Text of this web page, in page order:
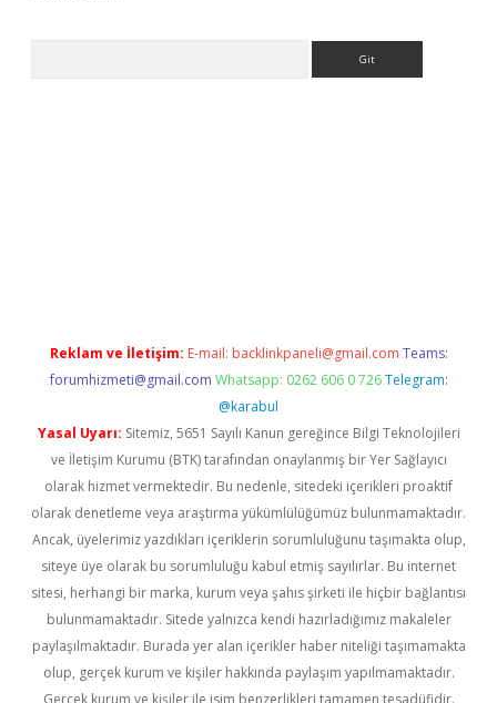
Reklam ve İletişim: E-mail: backlinkpaneli@gmail.com Teams:
forumhizmeti@gmail.com Whatsapp: 0262 606 0 726 Telegram:
@karabul
Yasal Uyarı: Sitemiz, 5651 Sayılı Kanun gereğince Bilgi Teknolojileri
ve İletişim Kurumu (BTK) tarafından onaylanmış bir Yer Sağlayıcı
olarak hizmet vermektedir. Bu nedenle, sitedeki içerikleri proaktif
olarak denetleme veya araştırma yükümlülüğümüz bulunmamaktadır.
Ancak, üyelerimiz yazdıkları içeriklerin sorumluluğunu taşımakta olup,
siteye üye olarak bu sorumluluğu kabul etmiş sayılırlar. Bu internet
sitesi, herhangi bir marka, kurum veya şahıs şirketi ile hiçbir bağlantısı
bulunmamaktadır. Sitede yalnızca kendi hazırladığımız makaleler
paylaşılmaktadır. Burada yer alan içerikler haber niteliği taşımamakta
olup, gerçek kurum ve kişiler hakkında paylaşım yapılmamaktadır.
Gerçek kurum ve kişiler ile isim benzerlikleri tamamen tesadüfidir.